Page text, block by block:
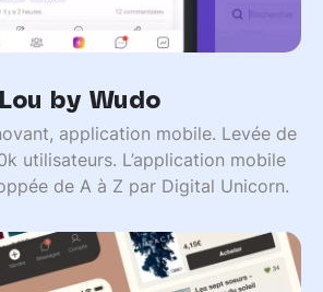
Lou by Wudo
application mobile. Levée de
utilisateurs. L’application mobile
de A à Z par Digital Unicorn.